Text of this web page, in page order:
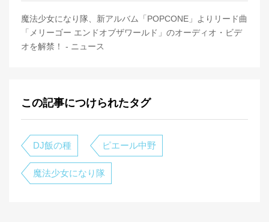
魔法少女になり隊、新アルバム「POPCONE」よりリード曲
「メリーゴー エンドオブザワールド」のオーディオ・ビデ
オを解禁！ - ニュース
この記事につけられたタグ
DJ飯の種 ピエール中野
魔法少女になり隊